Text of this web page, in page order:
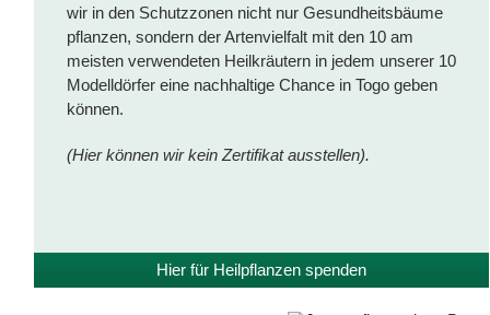
wir in den Schutzzonen nicht nur Gesundheitsbäume
pflanzen, sondern der Artenvielfalt mit den 10 am
meisten verwendeten Heilkräutern in jedem unserer 10
Modelldörfer eine nachhaltige Chance in Togo geben
können.
(Hier können wir kein Zertifikat ausstellen).
Hier für Heilpflanzen spenden